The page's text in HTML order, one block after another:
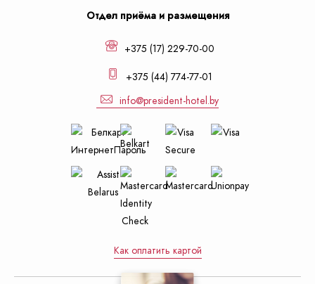
Отдел приёма и размещения
+375 (17) 229-70-00
+375 (44) 774-77-01
info@president-hotel.by
Как оплатить картой